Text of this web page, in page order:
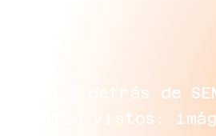
detrás de
antes vistos: